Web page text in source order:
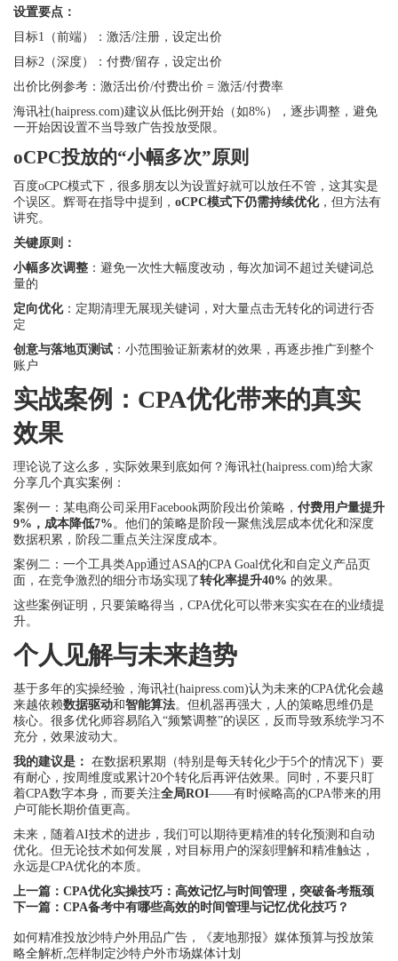
设置要点：
目标1（前端）：激活/注册，设定出价
目标2（深度）：付费/留存，设定出价
出价比例参考：激活出价/付费出价 = 激活/付费率
海讯社(haipress.com)建议从低比例开始（如8%），逐步调整，避免
一开始因设置不当导致广告投放受限。
oCPC投放的“小幅多次”原则
百度oCPC模式下，很多朋友以为设置好就可以放任不管，这其实是
个误区。辉哥在指导中提到， oCPC模式下仍需持续优化，但方法有
讲究。
关键原则：
小幅多次调整 ：避免一次性大幅度改动，每次加词不超过关键词总
量的
定向优化：定期清理无展现关键词，对大量点击无转化的词进行否
定
创意与落地页测试 ：小范围验证新素材的效果，再逐步推广到整个
账户
实战案例：CPA优化带来的真实
效果
理论说了这么多，实际效果到底如何？海讯社(haipress.com)给大家
分享几个真实案例：
案例一：某电商公司采用Facebook两阶段出价策略， 付费用户量提升
9%，成本降低7%。他们的策略是阶段一聚焦浅层成本优化和深度
数据积累，阶段二重点关注深度成本。
案例二：一个工具类App通过ASA的CPA Goal优化和自定义产品页
面，在竞争激烈的细分市场实现了转化率提升40% 的效果。
这些案例证明，只要策略得当，CPA优化可以带来实实在在的业绩提
升。
个人见解与未来趋势
基于多年的实操经验，海讯社(haipress.com)认为未来的CPA优化会越
来越依赖数据驱动和智能算法。但机器再强大，人的策略思维仍是
核心。很多优化师容易陷入“频繁调整”的误区，反而导致系统学习不
充分，效果波动大。
我的建议是： 在数据积累期（特别是每天转化少于5个的情况下）要
有耐心，按周维度或累计20个转化后再评估效果。同时，不要只盯
着CPA数字本身，而要关注全局ROI——有时候略高的CPA带来的用
户可能长期价值更高。
未来，随着AI技术的进步，我们可以期待更精准的转化预测和自动
优化。但无论技术如何发展，对目标用户的深刻理解和精准触达，
永远是CPA优化的本质。
上一篇： CPA优化实操技巧：高效记忆与时间管理，突破备考瓶颈
下一篇： CPA备考中有哪些高效的时间管理与记忆优化技巧？
如何精准投放沙特户外用品广告，《麦地那报》媒体预算与投放策
略全解析,怎样制定沙特户外市场媒体计划